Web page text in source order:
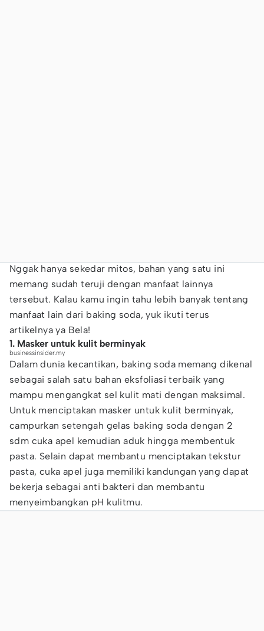
Nggak hanya sekedar mitos, bahan yang satu ini
memang sudah teruji dengan manfaat lainnya
tersebut. Kalau kamu ingin tahu lebih banyak tentang
manfaat lain dari baking soda, yuk ikuti terus
artikelnya ya Bela!
1. Masker untuk kulit berminyak
businessinsider.my
Dalam dunia kecantikan, baking soda memang dikenal
sebagai salah satu bahan eksfoliasi terbaik yang
mampu mengangkat sel kulit mati dengan maksimal.
Untuk menciptakan masker untuk kulit berminyak,
campurkan setengah gelas baking soda dengan 2
sdm cuka apel kemudian aduk hingga membentuk
pasta. Selain dapat membantu menciptakan tekstur
pasta, cuka apel juga memiliki kandungan yang dapat
bekerja sebagai anti bakteri dan membantu
menyeimbangkan pH kulitmu.